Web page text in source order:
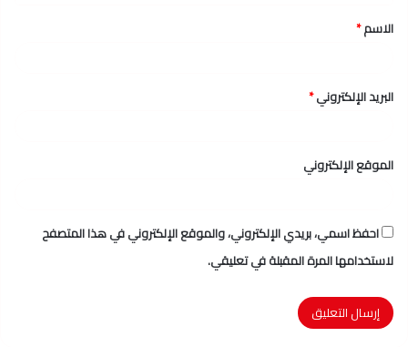
*
الاسم*
البريد الإلكتروني*
الموقع الإلكتروني
احفظ اسمي، بريدي الإلكتروني، والموقع الإلكتروني في هذا المتصفح
لاستخدامها المرة المقبلة في تعليقي.